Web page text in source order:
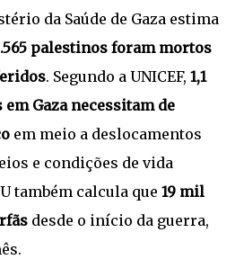
da Saúde de Gaza estima
palestinos foram mortos
. Segundo a UNICEF, 1,1
Gaza necessitam de
em meio a deslocamentos
e condições de vida
também calcula que 19 mil
desde o início da guerra,